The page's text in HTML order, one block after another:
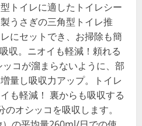
トイレに適したトイレシー
うさぎの三角型トイレ推
にセットでき、お掃除も簡
収。ニオイも軽減！頼れる
コが溜まらないように、部
量し吸収力アップ。トイレ
も軽減！ 裏からも吸収する
オシッコを吸収します。